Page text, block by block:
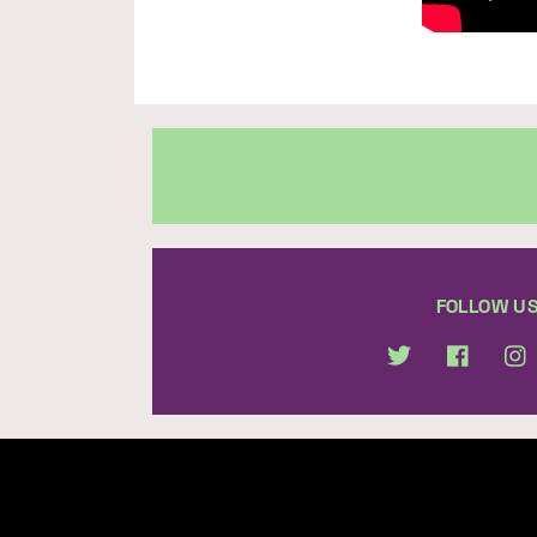
FOLLOW